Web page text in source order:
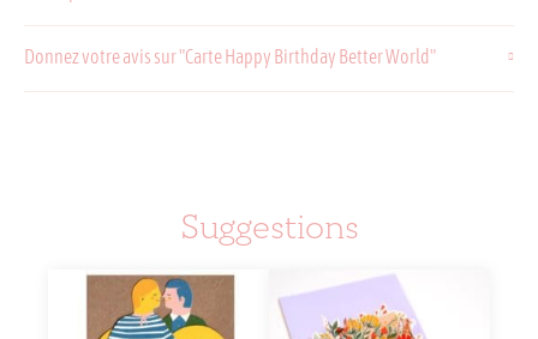
Donnez votre avis sur "Carte Happy Birthday Better World"
Suggestions